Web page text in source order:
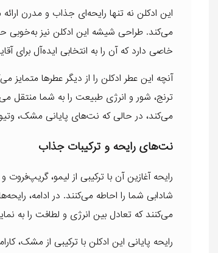
این ادکلن نه تنها رایحه‌ای جذاب و مدرن ارائه
می‌کند. طراحی شیشه این ادکلن نیز به‌خوبی
خاصی دارد که آن را به انتخابی ایده‌آل برای
آنچه این عطر ادکلن را از دیگر عطرها
ترنج، شور و انرژی طبیعت را به شما منتقل
می‌کند، در حالی که نت‌های پایانی مشک، وتیور
نت‌های رایحه و ترکیبات جذاب
رایحه آغازین آن با ترکیبی از لیمو،
شادابی شما را احاطه می‌کنند. در ادامه،
می‌کنند که تعادل بین انرژی و لطافت را به
رایحه پایانی این ادکلن با ترکیبی از مشک،